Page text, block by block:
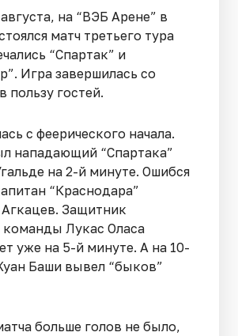
на “ВЭБ Арене” в
матч третьего тура
“Спартак” и
Игра завершилась со
пользу гостей.
с феерического начала.
нападающий “Спартака”
на 2-й минуте. Ошибся
“Краснодара”
Защитник
команды Лукас Оласа
уже на 5-й минуте. А на 10-
Баши вывел “быков”
больше голов не было,